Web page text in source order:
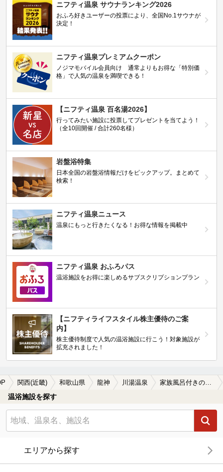
ニフティ温泉 サウナランキング2026
おふろ好きユーザーの投票により、全国No.1サウナが
決定！
ニフティ温泉プレミアムクーポン
ノジマモバイル会員向け 通常よりもお得な「特別価
格」で人気の温泉を満喫できる！
【ニフティ温泉 百名湯2026】
行ってみたい施設に投票してプレゼントを当てよう！
（全10回開催 / 合計260名様）
岩盤浴特集
日本全国の岩盤浴情報だけをピックアップ。まとめて
検索！
ニフティ温泉ニュース
温泉にもっと行きたくなる！お得な情報を掲載中
ニフティ温泉 おふろパス
温浴施設をお得に楽しめるサブスクリプションプラン
【ニフティライフスタイル株主優待のご案
内】
株主優待制度で人気の温浴施設に行こう！対象施設が
拡充されました！
関西(近畿) 和歌山県 龍神 川湯温泉 家族風呂付きの川湯温泉の温泉、日帰り温泉、スーパー銭湯おすすめ
温浴施設を探す
エリアから探す